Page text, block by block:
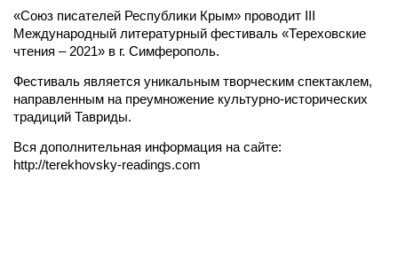
«Союз писателей Республики Крым» проводит III
Международный литературный фестиваль «Тереховские
чтения – 2021» в г. Симферополь.
Фестиваль является уникальным творческим спектаклем,
направленным на преумножение культурно-исторических
традиций Тавриды.
Вся дополнительная информация на сайте:
http://terekhovsky-readings.com